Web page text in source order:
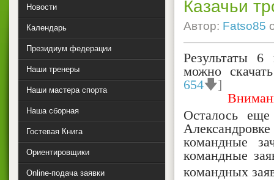
Казачьи
Автор: Fatso85
Результаты
можно
654🡇]
Осталось
командные
командные
командных
Новости
Календарь
Президиум федерации
Наши тренеры
Наши мастера спорта
Наша сборная
Гостевая Книга
Ориентировщики
Online-подача заявки